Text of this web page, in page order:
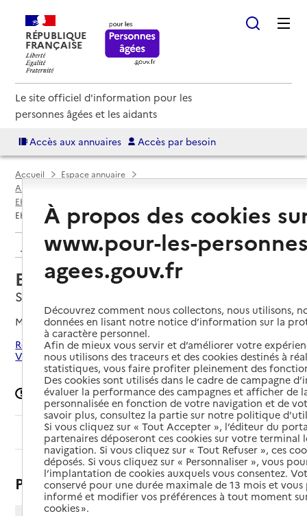
RÉPUBLIQUE
FRANÇAISE
Le site officiel d'information pour les
personnes âgées et les aidants
Accès aux annuaires Accès par besoin
Accueil
Espace annuaire
Annuaire EHPAD et maisons de retraite
EHPAD par département
EHPAD Sudalia
Retour aux résultats de l'annuaire
EHPAD Sudalia
Saint-Jean-de-Védas, HERAULT
Mis à jour le18/05/2026
Rechercher les établissements autour de Saint-Jean-de-
Védas
Signaler une erreur
Sommaire
Présentation
À propos des cookies
www.pour-les-
agees.gouv.fr
Découvrez comment nous collectons, nous utilisons,
données en lisant notre notice d’information sur la
à caractère personnel.
Afin de mieux vous servir et d’améliorer votre
nous utilisons des traceurs et des cookies destinés à
statistiques, vous faire profiter pleinement des
Des cookies sont utilisés dans le cadre de campagne
évaluer la performance des campagnes et afficher de
personnalisée en fonction de votre navigation et de
savoir plus, consultez la partie sur notre politique
Si vous cliquez sur « Tout Accepter », l’éditeur du
partenaires déposeront ces cookies sur votre terminal
navigation. Si vous cliquez sur « Tout Refuser », ces
déposés. Si vous cliquez sur « Personnaliser », vous
l’implantation de cookies auxquels vous consentez.
conservé pour une durée maximale de 13 mois et
informé et modifier vos préférences à tout moment
cookies ».